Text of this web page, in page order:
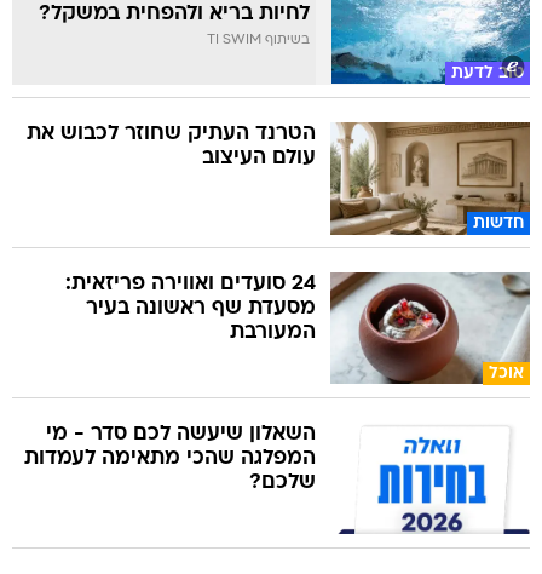
טוב לדעת
לחיות בריא ולהפחית במשקל?
בשיתוף TI SWIM
חדשות
הטרנד העתיק שחוזר לכבוש את
עולם העיצוב
אוכל
24 סועדים ואווירה פריזאית:
מסעדת שף ראשונה בעיר
המעורבת
השאלון שיעשה לכם סדר - מי
המפלגה שהכי מתאימה לעמדות
שלכם?